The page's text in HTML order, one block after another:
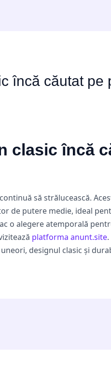
încă căutat pe
clasic încă
să strălucească.
de putere medie, ideal
o alegere atemporală
platforma anunt.site.
designul clasic și